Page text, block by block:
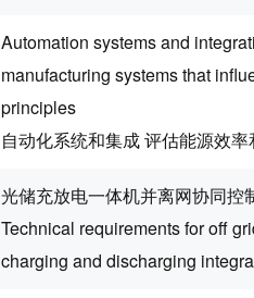
Automation systems and
manufacturing systems that
principles
自动化系统和集成 评估能源效
光储充放电一体机并离网协同控
Technical requirements for off
charging and discharging